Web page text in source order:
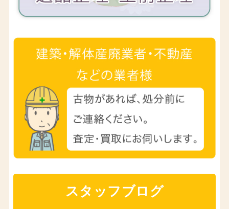
スタッフブログ